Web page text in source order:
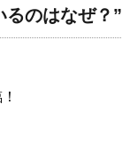
るのはなぜ？”